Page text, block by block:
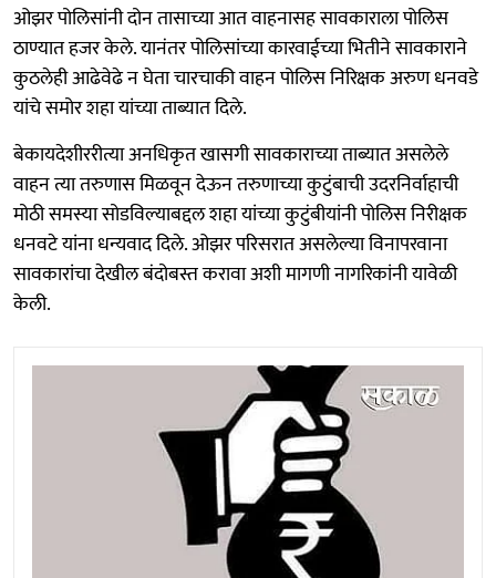
ओझर पोलिसांनी दोन तासाच्या आत वाहनासह सावकाराला पोलिस
ठाण्यात हजर केले. यानंतर पोलिसांच्या कारवाईच्या भितीने सावकाराने
कुठलेही आढेवेढे न घेता चारचाकी वाहन पोलिस निरिक्षक अरुण धनवडे
यांचे समोर शहा यांच्या ताब्यात दिले.
बेकायदेशीररीत्या अनधिकृत खासगी सावकाराच्या ताब्यात असलेले
वाहन त्या तरुणास मिळवून देऊन तरुणाच्या कुटुंबाची उदरनिर्वाहाची
मोठी समस्या सोडविल्याबद्दल शहा यांच्या कुटुंबीयांनी पोलिस निरीक्षक
धनवटे यांना धन्यवाद दिले. ओझर परिसरात असलेल्या विनापरवाना
सावकारांचा देखील बंदोबस्त करावा अशी मागणी नागरिकांनी यावेळी
केली.